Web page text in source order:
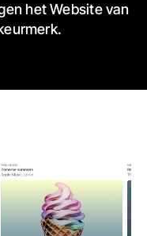
het Website van